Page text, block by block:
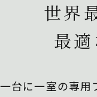
世界
最
一台に一室の専用